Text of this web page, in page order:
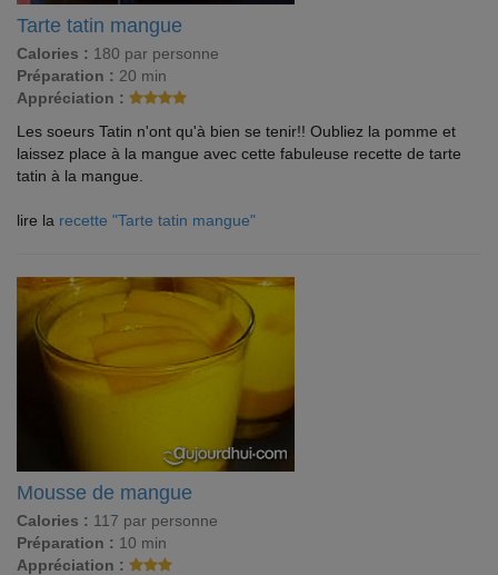
Tarte tatin mangue
Calories : 180 par personne
Préparation : 20 min
Appréciation :
Les soeurs Tatin n'ont qu'à bien se tenir!! Oubliez la pomme et
laissez place à la mangue avec cette fabuleuse recette de tarte
tatin à la mangue.
lire la recette "Tarte tatin mangue"
Mousse de mangue
Calories : 117 par personne
Préparation : 10 min
Appréciation :